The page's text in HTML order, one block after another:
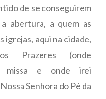
de se conseguirem
abertura, a quem as
igrejas, aqui na cidade,
Prazeres (onde
missa e onde irei
Senhora do Pé da